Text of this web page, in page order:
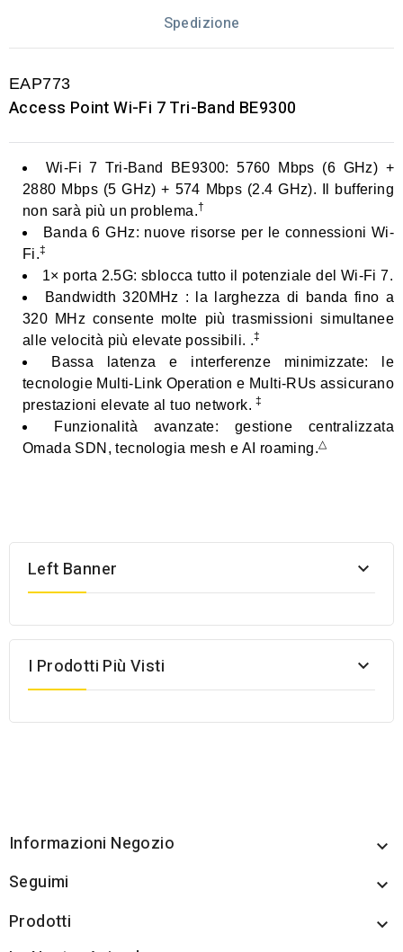
Spedizione
EAP773
Access Point Wi-Fi 7 Tri-Band BE9300
Wi-Fi 7 Tri-Band BE9300:5760 Mbps (6 GHz) +
2880 Mbps (5 GHz) + 574 Mbps (2.4 GHz). Il buffering
non sarà più un problema.†
Banda 6 GHz: nuove risorse per le connessioni Wi-
Fi.‡
1× porta 2.5G: sblocca tutto il potenziale del Wi-Fi 7.
Bandwidth 320MHz :
la larghezza di banda fino a
320 MHz consente molte più trasmissioni simultanee
alle velocità più elevate possibili. .‡
Bassa latenza e interferenze minimizzate: le
tecnologie Multi-Link Operation e Multi-RUs assicurano
prestazioni elevate al tuo network.‡
Funzionalità avanzate: gestione centralizzata
Omada SDN, tecnologia mesh e AI roaming.△
Left Banner 
I Prodotti Più Visti 
Informazioni Negozio 
Seguimi 
Prodotti 